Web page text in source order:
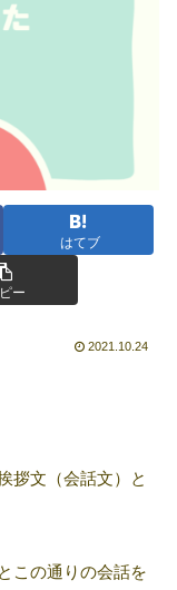
はてブ
ー
2021.10.24
拶文（会話文）と
この通りの会話を